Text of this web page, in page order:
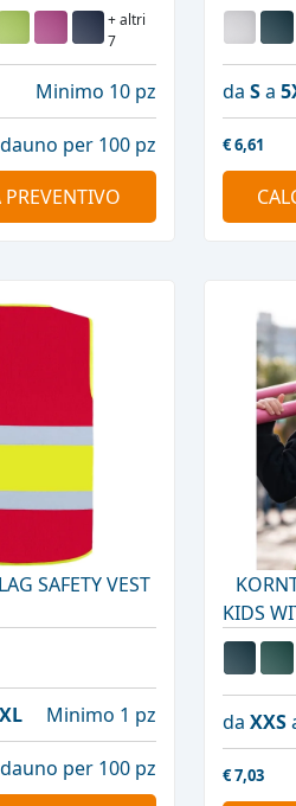
+ altri
7
Minimo 10 pz
per 100 pz
PREVENTIVO
da Sa
€6,61
SAFETY VEST
Minimo 1 pz
per 100 pz
KIDS
da XXS
€7,03